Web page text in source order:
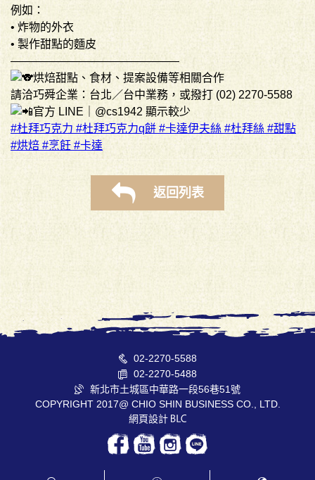
例如：
• 炸物的外衣
• 製作甜點的麵皮
———————————————
烘焙甜點、食材、提案設備等相關合作
請洽巧舜企業：台北／台中業務，或撥打 (02) 2270-5588
官方 LINE｜@cs1942 顯示較少
#杜拜巧克力 #杜拜巧克力q餅 #卡達伊夫絲 #杜拜絲 #甜點
#烘焙 #烹飪 #卡達
返回列表
02-2270-5588
02-2270-5488
新北市土城區中華路一段56巷51號
COPYRIGHT 2017@ CHIO SHIN BUSINESS CO., LTD.
網頁設計